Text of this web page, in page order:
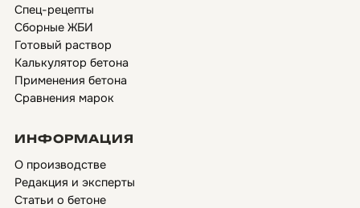
Спец-рецепты
Сборные ЖБИ
Готовый раствор
Калькулятор бетона
Применения бетона
Сравнения марок
ИНФОРМАЦИЯ
О производстве
Редакция и эксперты
Статьи о бетоне